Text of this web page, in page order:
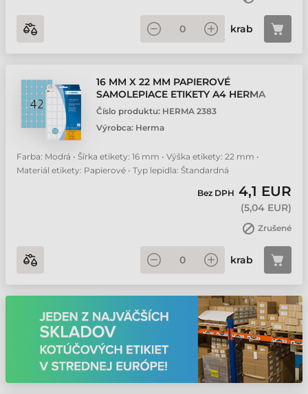
krab
16 MM X 22 MM PAPIEROVÉ
SAMOLEPIACE ETIKETY A4 HERMA
MODRÁ ( 32 HÁRKOV/BALENIE )
Číslo produktu: HERMA 2383
Výrobca: Herma
Farba: Modrá • Šírka etikety: 16 mm • Výška etikety: 22 mm •
Materiál etikety: Papierové • Typ lepidla: Štandardná
Bez DPH 4,1 EUR
(5,04 EUR)
Zrušené
krab